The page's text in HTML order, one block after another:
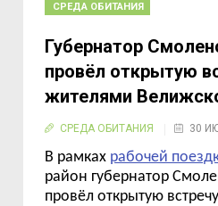
СРЕДА ОБИТАНИЯ
Губернатор
провёл открытую
жителями
СРЕДА ОБИТАНИЯ 30
В рамках рабочей
район губернатор
провёл открытую